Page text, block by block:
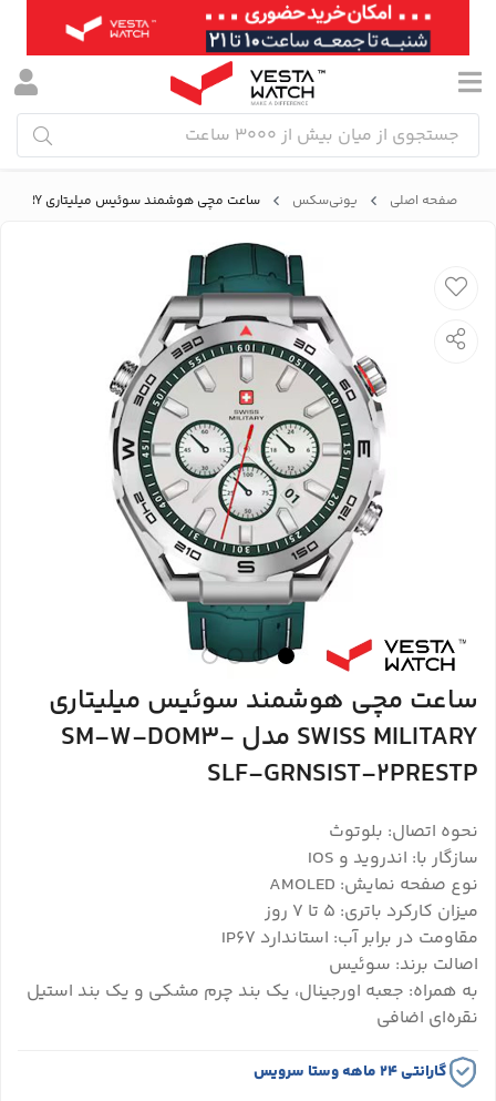
صفحه اصلی یونی‌سکس ساعت مچی هوشمند سوئیس میلیتاری SWISS MILITARY مدل SM-W-DOM3-SLF-GRNSIST-2PRESTP
ساعت مچی هوشمند سوئیس میلیتاری
SWISS MILITARY مدل SM-W-DOM3-
SLF-GRNSIST-2PRESTP
نحوه اتصال: بلوتوث
سازگار با: اندروید و IOS
نوع صفحه نمایش: AMOLED
میزان کارکرد باتری: ۵ تا ۷ روز
مقاومت در برابر آب: استاندارد IP67
اصالت برند: سوئیس
به همراه: جعبه اورجینال، یک بند چرم مشکی و یک بند استیل
نقره‌ای اضافی
گارانتی ۲۴ ماهه وستا سرویس